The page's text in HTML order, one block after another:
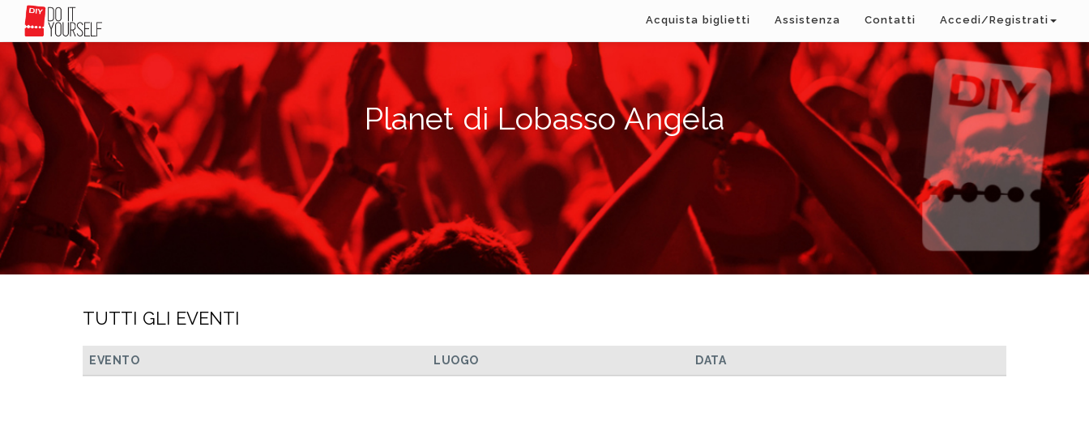
Acquista biglietti Assistenza Contatti Accedi/Registrati
Planet di Lobasso Angela
TUTTI GLI EVENTI
EVENTO LUOGO DATA